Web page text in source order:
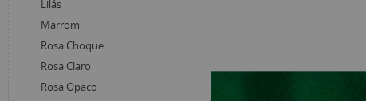
Lilás
Marrom
Rosa Choque
Rosa Claro
Rosa Opaco